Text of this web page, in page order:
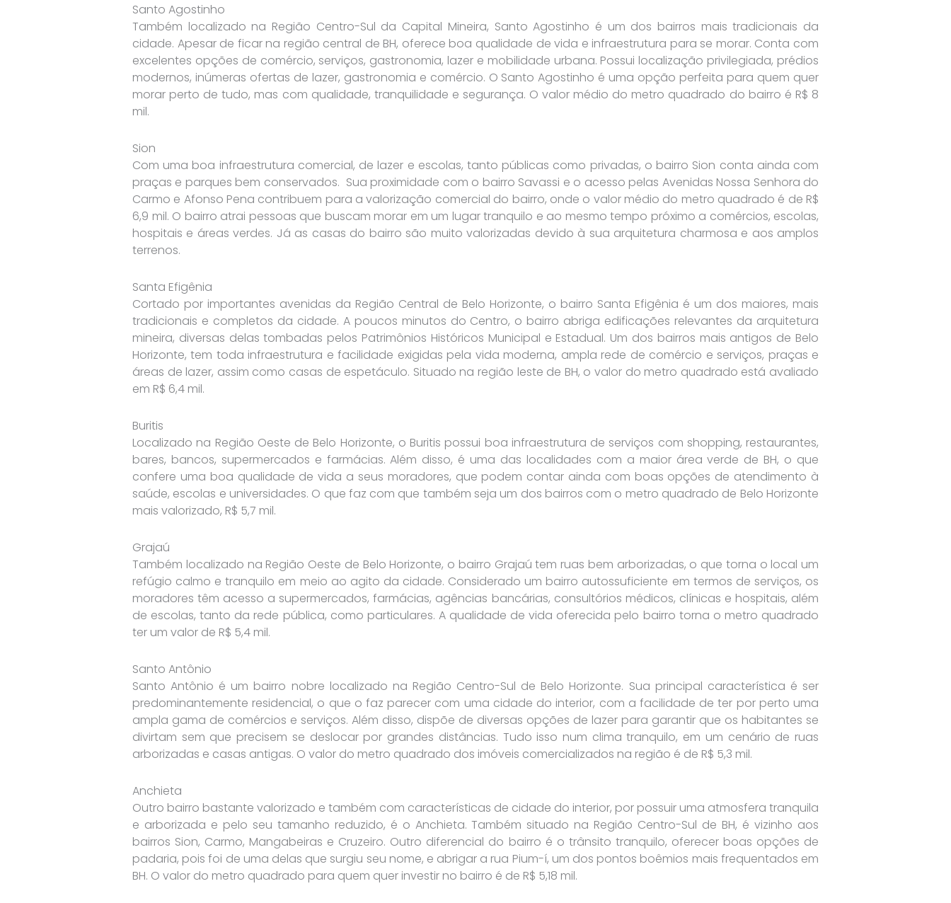
Santo Agostinho
Também localizado na Região Centro-Sul da Capital Mineira, Santo Agostinho é um dos bairros mais tradicionais da
cidade. Apesar de ficar na região central de BH, oferece boa qualidade de vida e infraestrutura para se morar. Conta com
excelentes opções de comércio, serviços, gastronomia, lazer e mobilidade urbana. Possui localização privilegiada, prédios
modernos, inúmeras ofertas de lazer, gastronomia e comércio. O Santo Agostinho é uma opção perfeita para quem quer
morar perto de tudo, mas com qualidade, tranquilidade e segurança. O valor médio do metro quadrado do bairro é R$ 8
mil.
Sion
Com uma boa infraestrutura comercial, de lazer e escolas, tanto públicas como privadas, o bairro Sion conta ainda com
praças e parques bem conservados. Sua proximidade com o bairro Savassi e o acesso pelas Avenidas Nossa Senhora do
Carmo e Afonso Pena contribuem para a valorização comercial do bairro, onde o valor médio do metro quadrado é de R$
6,9 mil. O bairro atrai pessoas que buscam morar em um lugar tranquilo e ao mesmo tempo próximo a comércios, escolas,
hospitais e áreas verdes. Já as casas do bairro são muito valorizadas devido à sua arquitetura charmosa e aos amplos
terrenos.
Santa Efigênia
Cortado por importantes avenidas da Região Central de Belo Horizonte, o bairro Santa Efigênia é um dos maiores, mais
tradicionais e completos da cidade. A poucos minutos do Centro, o bairro abriga edificações relevantes da arquitetura
mineira, diversas delas tombadas pelos Patrimônios Históricos Municipal e Estadual. Um dos bairros mais antigos de Belo
Horizonte, tem toda infraestrutura e facilidade exigidas pela vida moderna, ampla rede de comércio e serviços, praças e
áreas de lazer, assim como casas de espetáculo. Situado na região leste de BH, o valor do metro quadrado está avaliado
em R$ 6,4 mil.
Buritis
Localizado na Região Oeste de Belo Horizonte, o Buritis possui boa infraestrutura de serviços com shopping, restaurantes,
bares, bancos, supermercados e farmácias. Além disso, é uma das localidades com a maior área verde de BH, o que
confere uma boa qualidade de vida a seus moradores, que podem contar ainda com boas opções de atendimento à
saúde, escolas e universidades. O que faz com que também seja um dos bairros com o metro quadrado de Belo Horizonte
mais valorizado, R$ 5,7 mil.
Grajaú
Também localizado na Região Oeste de Belo Horizonte, o bairro Grajaú tem ruas bem arborizadas, o que torna o local um
refúgio calmo e tranquilo em meio ao agito da cidade. Considerado um bairro autossuficiente em termos de serviços, os
moradores têm acesso a supermercados, farmácias, agências bancárias, consultórios médicos, clínicas e hospitais, além
de escolas, tanto da rede pública, como particulares. A qualidade de vida oferecida pelo bairro torna o metro quadrado
ter um valor de R$ 5,4 mil.
Santo Antônio
Santo Antônio é um bairro nobre localizado na Região Centro-Sul de Belo Horizonte. Sua principal característica é ser
predominantemente residencial, o que o faz parecer com uma cidade do interior, com a facilidade de ter por perto uma
ampla gama de comércios e serviços. Além disso, dispõe de diversas opções de lazer para garantir que os habitantes se
divirtam sem que precisem se deslocar por grandes distâncias. Tudo isso num clima tranquilo, em um cenário de ruas
arborizadas e casas antigas. O valor do metro quadrado dos imóveis comercializados na região é de R$ 5,3 mil.
Anchieta
Outro bairro bastante valorizado e também com características de cidade do interior, por possuir uma atmosfera tranquila
e arborizada e pelo seu tamanho reduzido, é o Anchieta. Também situado na Região Centro-Sul de BH, é vizinho aos
bairros Sion, Carmo, Mangabeiras e Cruzeiro. Outro diferencial do bairro é o trânsito tranquilo, oferecer boas opções de
padaria, pois foi de uma delas que surgiu seu nome, e abrigar a rua Pium-í, um dos pontos boêmios mais frequentados em
BH. O valor do metro quadrado para quem quer investir no bairro é de R$ 5,18 mil.